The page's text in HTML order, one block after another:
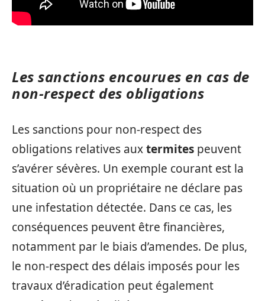
Les sanctions encourues en cas de
non-respect des obligations
Les sanctions pour non-respect des
obligations relatives auxtermites peuvent
s’avérer sévères. Un exemple courant est la
situation où un propriétaire ne déclare pas
une infestation détectée. Dans ce cas, les
conséquences peuvent être financières,
notamment par le biais d’amendes. De plus,
le non-respect des délais imposés pour les
travaux d’éradication peut également